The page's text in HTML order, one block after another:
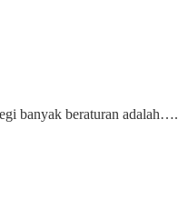
banyak beraturan adalah….